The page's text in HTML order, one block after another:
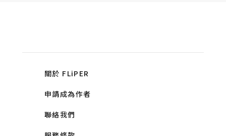
關於 FLiPER
申請成為作者
聯絡我們